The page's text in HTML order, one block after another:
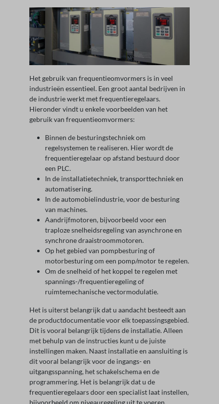
Het gebruik van frequentieomvormers is in veel
industrieën essentieel. Een groot aantal bedrijven in
de industrie werkt met frequentieregelaars.
Hieronder vindt u enkele voorbeelden van het
gebruik van frequentieomvormers:
Binnen de besturingstechniek om
regelsystemen te realiseren. Hier wordt de
frequentieregelaar op afstand bestuurd door
een PLC.
In de installatietechniek, transporttechniek en
automatisering.
In de automobielindustrie, voor de besturing
van machines.
Aandrijfmotoren, bijvoorbeeld voor een
traploze snelheidsregeling van asynchrone en
synchrone draaistroommotoren.
Op het gebied van pompbesturing of
motorbesturing om een pomp/motor te regelen.
Om de snelheid of het koppel te regelen met
spannings-/frequentieregeling of
ruimtemechanische vectormodulatie.
Het is uiterst belangrijk dat u aandacht besteedt aan
de productdocumentatie voor elk toepassingsgebied.
Dit is vooral belangrijk tijdens de installatie. Alleen
met behulp van de instructies kunt u de juiste
instellingen maken. Naast installatie en aansluiting is
dit vooral belangrijk voor de ingangs- en
uitgangsspanning, het schakelschema en de
programmering. Het is belangrijk dat u de
frequentieregelaars door een specialist laat instellen,
bijvoorbeeld om niveauregeling uit te voeren.